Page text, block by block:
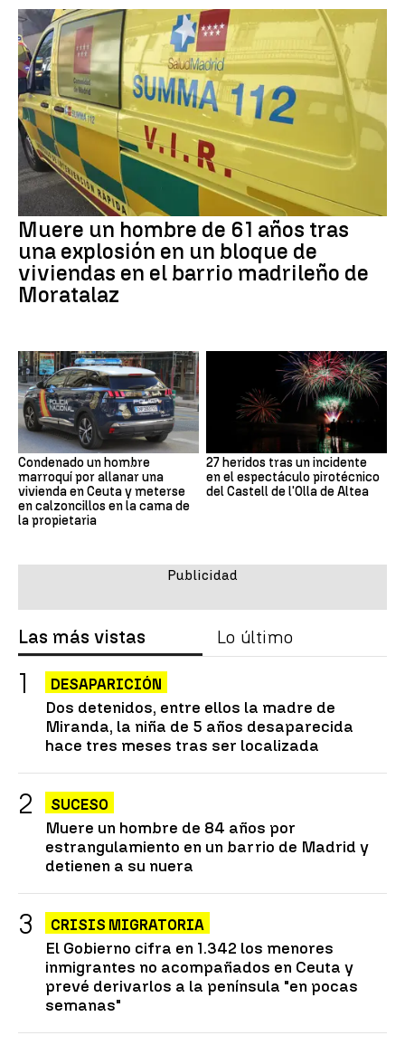
Muere un hombre de 61 años tras
una explosión en un bloque de
viviendas en el barrio madrileño de
Moratalaz
Condenado un hombre
marroquí por allanar una
vivienda en Ceuta y meterse
en calzoncillos en la cama de
la propietaria
27 heridos tras un incidente
en el espectáculo pirotécnico
del Castell de l'Olla de Altea
Las más vistas Lo último
DESAPARICIÓN
Dos detenidos, entre ellos la madre de
Miranda, la niña de 5 años desaparecida
hace tres meses tras ser localizada
SUCESO
Muere un hombre de 84 años por
estrangulamiento en un barrio de Madrid y
detienen a su nuera
CRISIS MIGRATORIA
El Gobierno cifra en 1.342 los menores
inmigrantes no acompañados en Ceuta y
prevé derivarlos a la península "en pocas
semanas"